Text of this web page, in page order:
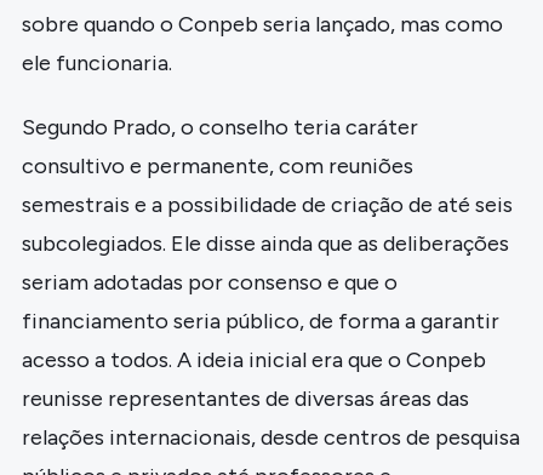
sobre quando o Conpeb seria lançado, mas como
ele funcionaria.
Segundo Prado, o conselho teria caráter
consultivo e permanente, com reuniões
semestrais e a possibilidade de criação de até seis
subcolegiados. Ele disse ainda que as deliberações
seriam adotadas por consenso e que o
financiamento seria público, de forma a garantir
acesso a todos. A ideia inicial era que o Conpeb
reunisse representantes de diversas áreas das
relações internacionais, desde centros de pesquisa